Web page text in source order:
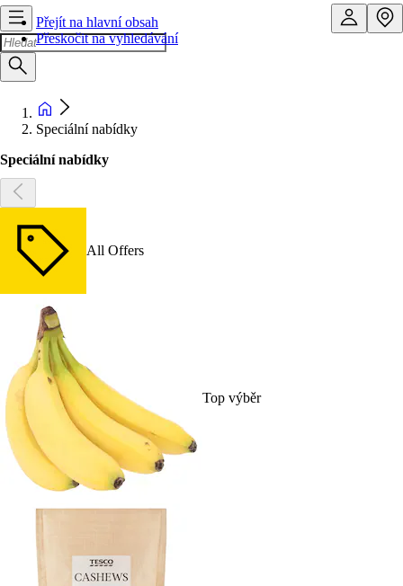
Přejít na hlavní obsah
Přeskočit na vyhledávání
Speciální nabídky
Speciální nabídky
All Offers
Top výběr